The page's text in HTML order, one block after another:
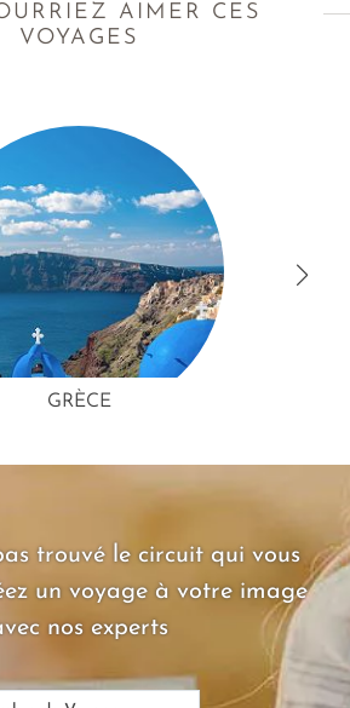
AIMER CES
VOYAGES
GRÈCE
trouvé le circuit qui vous
un voyage à votre image
nos experts